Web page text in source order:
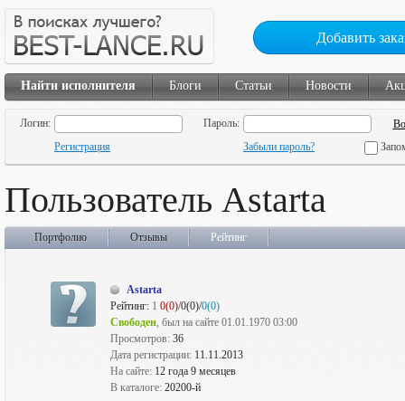
Добавить
Найти исполнителя Блоги Статьи Новости
Логин:
Пароль:
Регистрация
Забыли пароль?
Пользователь Astarta
Портфолио Отзывы Рейтинг
Astarta
Рейтинг: 1 0(0)/0(0)/0(0)
Свободен, был на сайте 01.01.1970 03:00
Просмотров: 36
Дата регистрации: 11.11.2013
На сайте: 12 года 9 месяцев
В каталоге: 20200-й